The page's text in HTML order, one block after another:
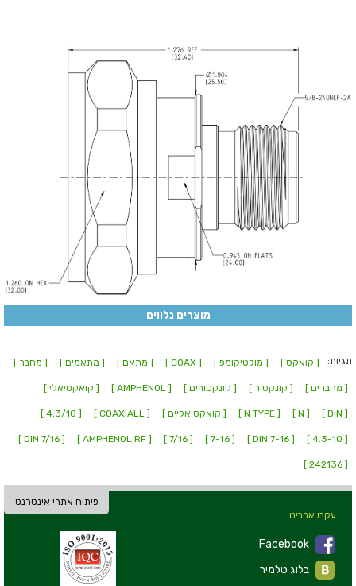
מוצרים נלווים
תגיות: [ קואקס ] [ מולטיקומפ ] [ COAX ] [ מתאם ] [ מתאמים ] [ מחבר ]
[ מחברים ] [ קונקטור ] [ קונקטורים ] [ AMPHENOL ] [ קואקסיאלי ]
[ DIN ]
[ N ]
[ N TYPE ] [ קואקסיאליים ] [ COAXIALL ]
[ 4.3/10 ]
[ 4.3-10 ]
[ DIN 7-16 ]
[ 7-16 ]
[ 7/16 ]
[ AMPHENOL RF ]
[ DIN 7/16 ]
[ 242136 ]
פיתוח אתרי אינטרנט
עקבו אחרינו
Facebook